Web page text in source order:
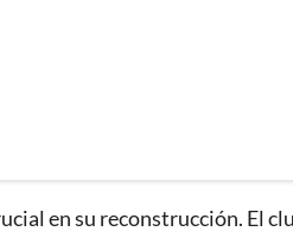
en su reconstrucción. El